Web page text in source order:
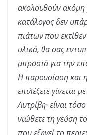
ακολουθούν ακόμη
κατάλογος δεν
πιάτων που
υλικά, θα σας
μπροστά για την
Η παρουσίαση και
επιλέξετε γίνεται
Λυτρίβη· είναι
νιώθετε τη γεύση
που εξηγεί το